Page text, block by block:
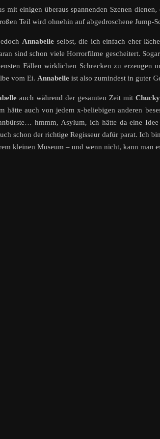
mit einigen überaus spannenden Szenen
Teil wird ohnehin auf abgedroschene Jump-
Annabelleselbst, die ich einfach eher
sind schon viele Horrorfilme gescheitert.
Fällen wirklichen Schrecken zu erzeugen
vom Ei. Annabelle ist also zumindest in guter
auch während der gesamten Zeit mit Chucky
auch von jedem x-beliebigen anderen
hmmm, Asylum, ich hätte da eine
schon der richtige Regisseur dafür parat. Ich
kleinen Museum – und wenn nicht, kann man